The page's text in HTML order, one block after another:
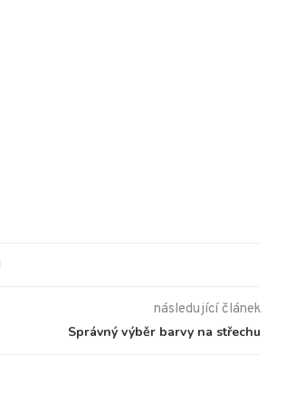
následující článek
Správný výběr barvy na střechu